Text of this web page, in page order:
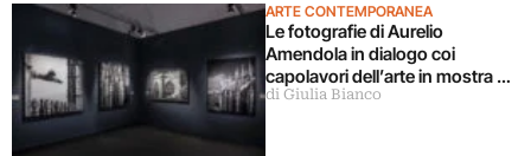
ARTE CONTEMPORANEA
Le fotografie di Aurelio
Amendola in dialogo coi
capolavori dell’arte in mostra a
Milano
di Giulia Bianco